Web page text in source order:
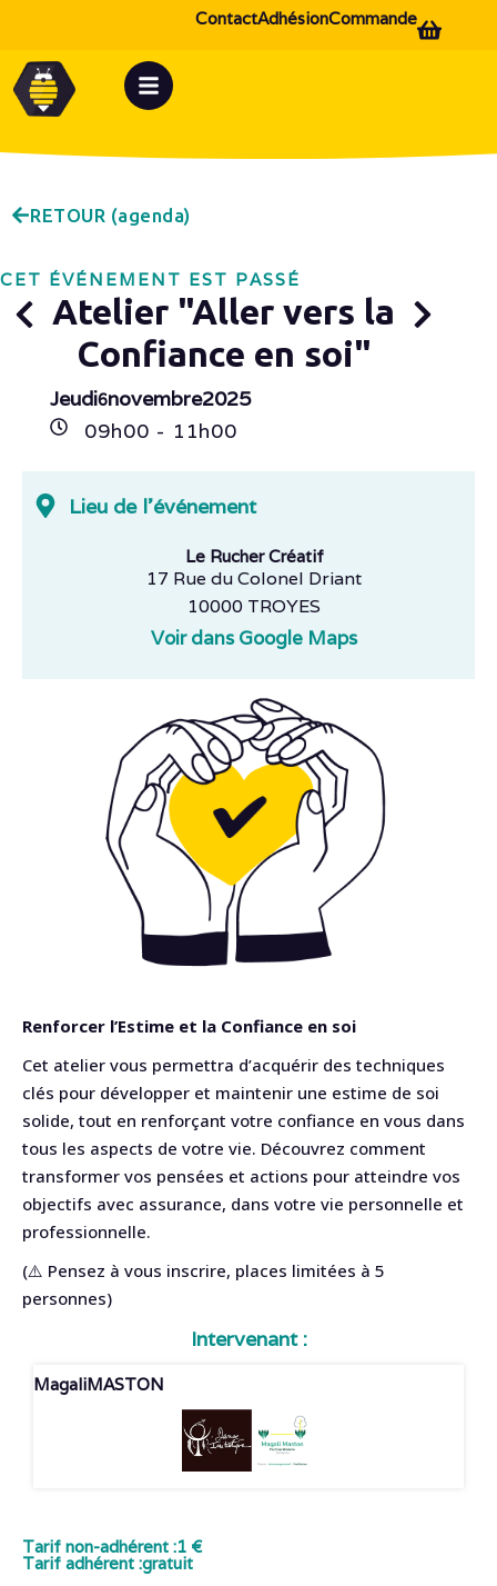
Commande
Adhésion
Contact
RETOUR (agenda)
CET ÉVÉNEMENT EST PASSÉ
Atelier "Aller vers la
Confiance en soi"
Jeudi6novembre2025
09h00 - 11h00
Lieu de l'événement
Le Rucher Créatif
17 Rue du Colonel Driant
10000 TROYES
Voir dans Google Maps
Renforcer l’Estime et la Confiance en soi
Cet atelier vous permettra d’acquérir des techniques
clés pour développer et maintenir une estime de soi
solide, tout en renforçant votre confiance en vous dans
tous les aspects de votre vie. Découvrez comment
transformer vos pensées et actions pour atteindre vos
objectifs avec assurance, dans votre vie personnelle et
professionnelle.
(⚠️ Pensez à vous inscrire, places limitées à 5
personnes)
Intervenant :
MagaliMASTON
Tarif non-adhérent :1 €
Tarif adhérent :gratuit